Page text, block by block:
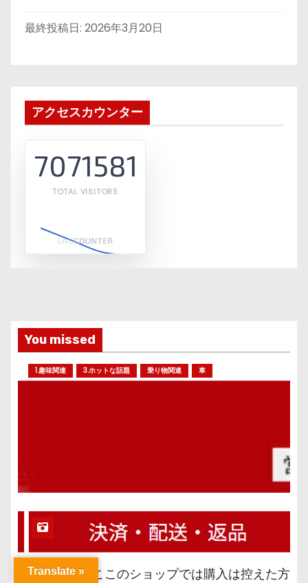
最終投稿日: 2026年3月20日
アクセスカウンター
7071581
TOTAL VISITORS
You missed
1.趣味関連 3.ホットな話題 乗り物関連 車
【注意喚起】ここのショップでは購入は控えた方
Translate »